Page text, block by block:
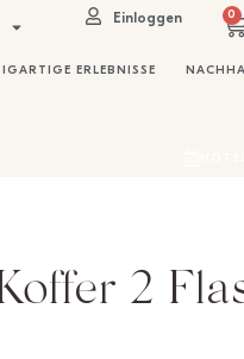
Einloggen 0
ERLEBNISSE
2